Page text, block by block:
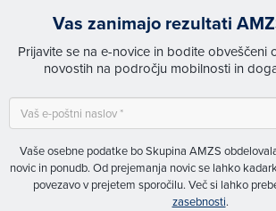
Vas zanimajo rezultati
Prijavite se na e-novice in bodite obveščeni
novostih na področju mobilnosti in
Vaše osebne podatke bo Skupina AMZS
novic in ponudb. Od prejemanja novic se lahko
povezavo v prejetem sporočilu. Več si lahko
zasebnosti.